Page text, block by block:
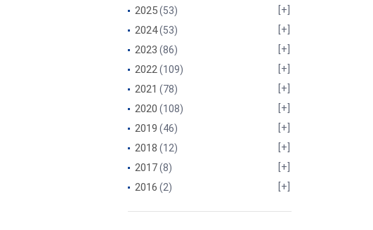
2025(53)
2024(53)
2023 (86)
2022(109)
2021 (78)
2020 (108)
2019 (46)
2018 (12)
2017(8)
2016 (2)